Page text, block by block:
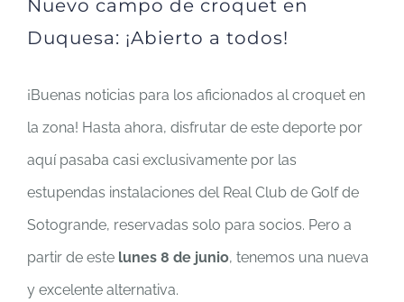
Nuevo campo de croquet en
Duquesa: ¡Abierto a todos!
¡Buenas noticias para los aficionados al croquet en
la zona! Hasta ahora, disfrutar de este deporte por
aquí pasaba casi exclusivamente por las
estupendas instalaciones del Real Club de Golf de
Sotogrande, reservadas solo para socios. Pero a
partir de este lunes 8 de junio, tenemos una nueva
y excelente alternativa.